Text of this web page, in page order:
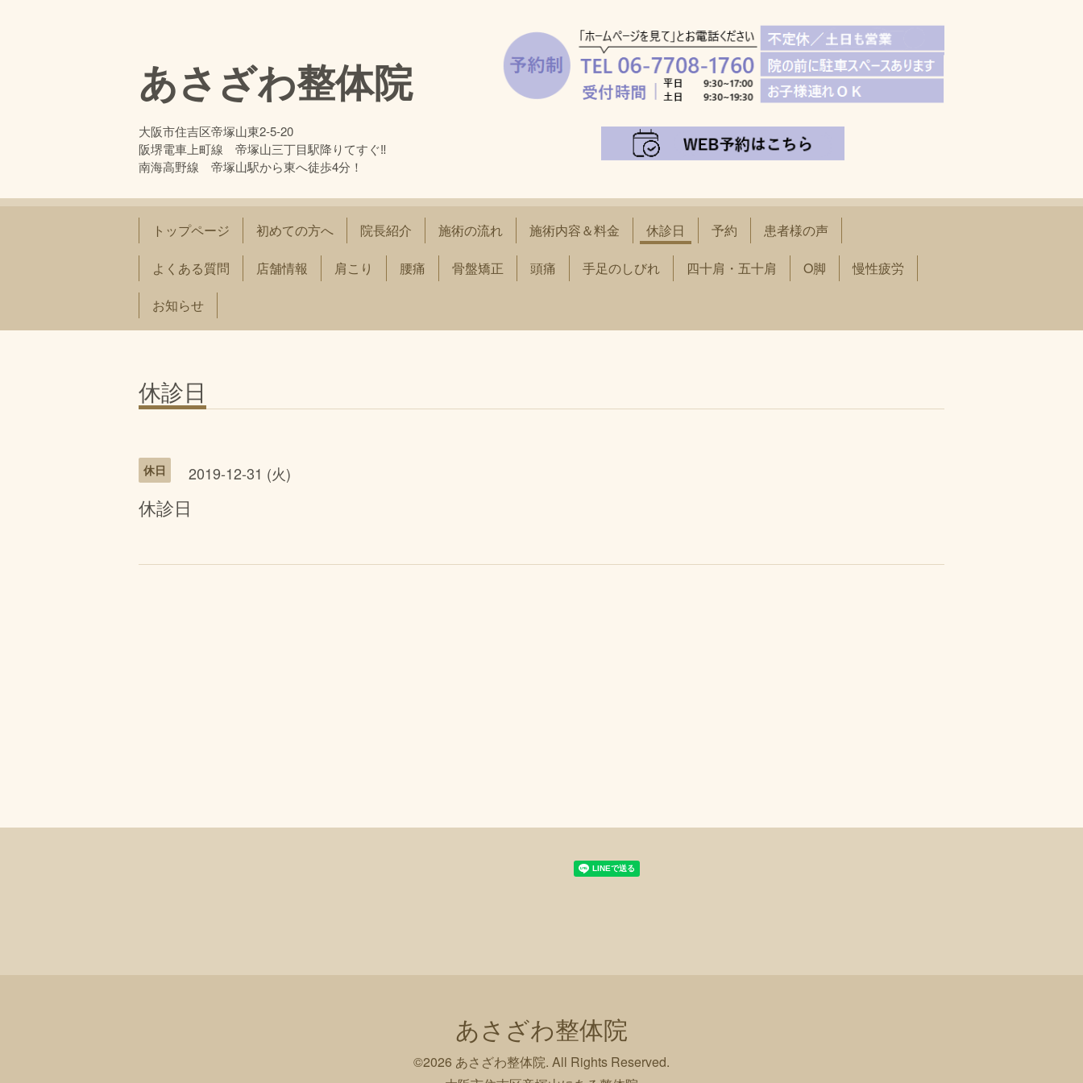
あさざわ整体院
大阪市住吉区帝塚山東2-5-20
阪堺電車上町線 帝塚山三丁目駅降りてすぐ‼
南海高野線 帝塚山駅から東へ徒歩4分！
トップページ 初めての方へ 院長紹介 施術の流れ 施術内容＆料金 休診日 予約 患者様の声
よくある質問 店舗情報 肩こり 腰痛 骨盤矯正 頭痛 手足のしびれ 四十肩・五十肩 O脚 慢性疲労
お知らせ
休診日
休日 2019-12-31 (火)
休診日
あさざわ整体院
©2026 あさざわ整体院. All Rights Reserved.